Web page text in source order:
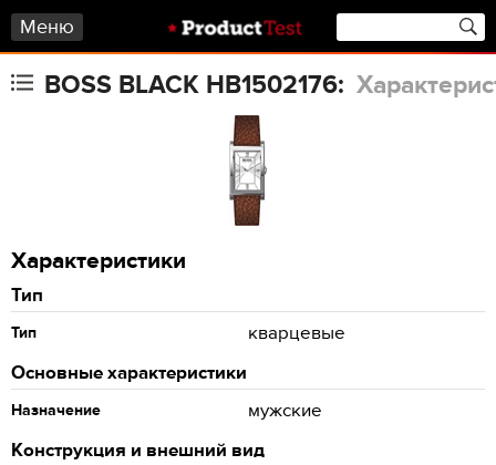
Меню
BOSS BLACK HB1502176:
Характеристики
Тип
Тип
кварцевые
Основные характеристики
Назначение
мужские
Конструкция и внешний вид